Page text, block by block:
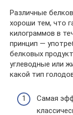
Различные
хороши тем, что
килограммов в
принцип —
белковых
углеводные или
какой тип
Самая